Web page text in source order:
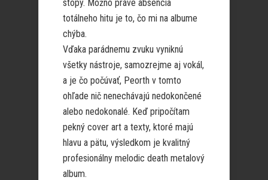
stopy. Možno práve absencia
totálneho hitu je to, čo mi na albume
chýba.
Vďaka parádnemu zvuku vyniknú
všetky nástroje, samozrejme aj vokál,
a je čo počúvať, Peorth v tomto
ohľade nič nenechávajú nedokončené
alebo nedokonalé. Keď pripočítam
pekný cover art a texty, ktoré majú
hlavu a pätu, výsledkom je kvalitný
profesionálny melodic death metalový
album.